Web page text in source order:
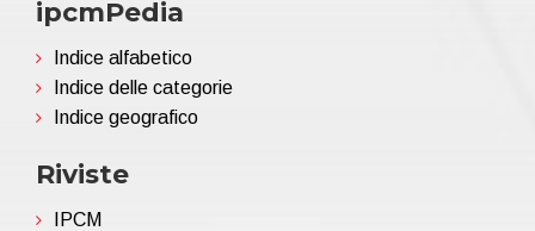
ipcmPedia
Indice alfabetico
Indice delle categorie
Indice geografico
Riviste
IPCM